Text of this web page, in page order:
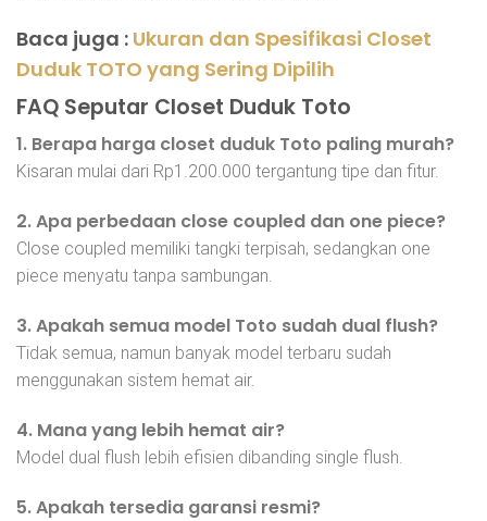
Baca juga : Ukuran dan Spesifikasi Closet
Duduk TOTO yang Sering Dipilih
FAQ Seputar Closet Duduk Toto
1. Berapa harga closet duduk Toto paling murah?
Kisaran mulai dari Rp1.200.000 tergantung tipe dan fitur.
2. Apa perbedaan close coupled dan one piece?
Close coupled memiliki tangki terpisah, sedangkan one
piece menyatu tanpa sambungan.
3. Apakah semua model Toto sudah dual flush?
Tidak semua, namun banyak model terbaru sudah
menggunakan sistem hemat air.
4. Mana yang lebih hemat air?
Model dual flush lebih efisien dibanding single flush.
5. Apakah tersedia garansi resmi?